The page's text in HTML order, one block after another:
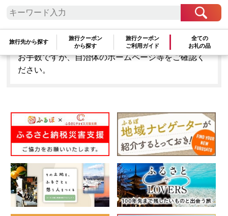
旅行先から探す
旅行クーポン
から探す
旅行クーポン
ご利用ガイド
全ての
お礼の品
「北海道寿都町」はふるぽからお申込みをすること
はできません。
お手数ですが、自治体のホームページ等をご確認く
ださい。